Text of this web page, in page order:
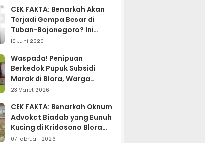
CEK FAKTA: Benarkah Akan
Terjadi Gempa Besar di
Tuban-Bojonegoro? Ini
Penjelasan BMKG
16 Juni 2026
Waspada! Penipuan
Berkedok Pupuk Subsidi
Marak di Blora, Warga
Diminta Hati-hati
23 Maret 2026
CEK FAKTA: Benarkah Oknum
Advokat Biadab yang Bunuh
Kucing di Kridosono Blora
Sudah Resmi Jadi
07 Februari 2026